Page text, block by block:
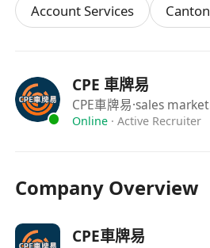
balance。
了解更多
✤✤✤✤✤✤✤✤✤✤✤✤✤
「車牌易；出牌易」
Account Services
CPE 車牌易
CPE車牌易·sales
Online· Active Recruiter
Company Overview
CPE車牌易